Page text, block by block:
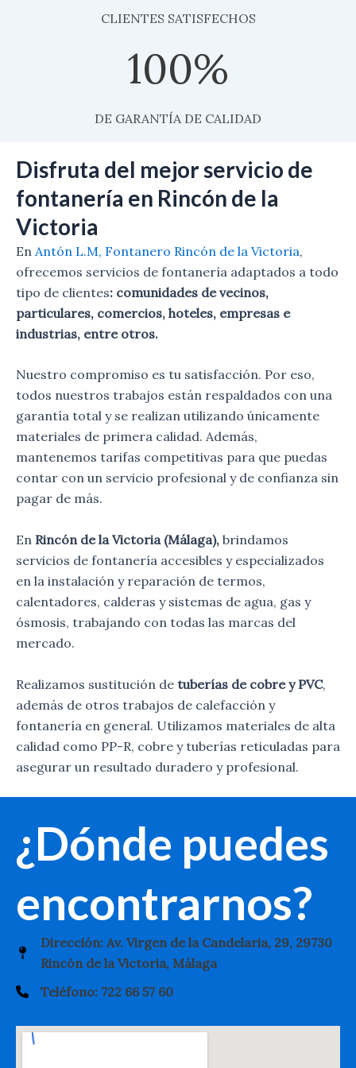
CLIENTES SATISFECHOS
100%
DE GARANTÍA DE CALIDAD
Disfruta del mejor servicio de
fontanería en Rincón de la
Victoria
En Antón L.M, Fontanero Rincón de la Victoria,
ofrecemos servicios de fontanería adaptados a todo
tipo de clientes: comunidades de vecinos,
particulares, comercios, hoteles, empresas e
industrias, entre otros.
Nuestro compromiso es tu satisfacción. Por eso,
todos nuestros trabajos están respaldados con una
garantía total y se realizan utilizando únicamente
materiales de primera calidad. Además,
mantenemos tarifas competitivas para que puedas
contar con un servicio profesional y de confianza sin
pagar de más.
En Rincón de la Victoria (Málaga), brindamos
servicios de fontanería accesibles y especializados
en la instalación y reparación de termos,
calentadores, calderas y sistemas de agua, gas y
ósmosis, trabajando con todas las marcas del
mercado.
Realizamos sustitución de tuberías de cobre y PVC,
además de otros trabajos de calefacción y
fontanería en general. Utilizamos materiales de alta
calidad como PP-R, cobre y tuberías reticuladas para
asegurar un resultado duradero y profesional.
¿Dónde puedes
encontrarnos?
Dirección: Av. Virgen de la Candelaria, 29, 29730
Rincón de la Victoria, Málaga
Teléfono: 722 66 57 60